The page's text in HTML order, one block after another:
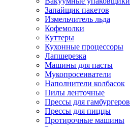
Запайщик пакетов
Измельчитель льда
Кофемолки
Куттеры
Кухонные процессоры
Лапшерезка
Машины для пасты
Мукопросеиватели
Наполнители колбасок
Пилы ленточные
Прессы для гамбургеров
Прессы для пиццы
Протирочные машины